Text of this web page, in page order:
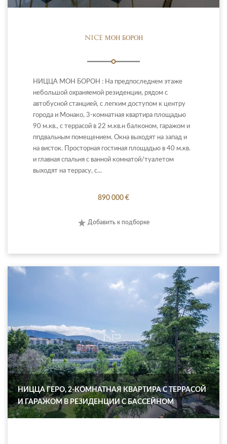
NICE МОН БОРОН
НИЦЦА МОН БОРОН : На предпоследнем этаже
небольшой охраняемой резиденции, рядом с
автобусной станцией, с легким доступом к центру
города и Монако, 3-комнатная квартира площадью
90 м.кв., с террасой в 22 м.кв.н балконом, гаражом и
ппдвальным помещением. Окна выходят на запад и
на висток. Просторная гостиная площадью в 40 м.кв.
и главная спальня с ванной комнатой/туалетом
выходят на террасу, с...
890 000 €
Добавить к подборке
НИЦЦА ГЕРО, 2-КОМНАТНАЯ КВАРТИРА С ТЕРРАСОЙ
И ГАРАЖОМ В РЕЗИДЕНЦИИ С БАССЕЙНОМ